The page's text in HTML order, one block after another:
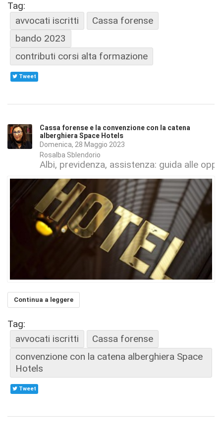
Tag:
avvocati iscritti
Cassa forense
bando 2023
contributi corsi alta formazione
Tweet
Cassa forense e la convenzione con la catena
alberghiera Space Hotels
Domenica, 28 Maggio 2023
Rosalba Sblendorio
Albi, previdenza, assistenza: guida alle
Continua a leggere
Tag:
avvocati iscritti
Cassa forense
convenzione con la catena alberghiera Space
Hotels
Tweet